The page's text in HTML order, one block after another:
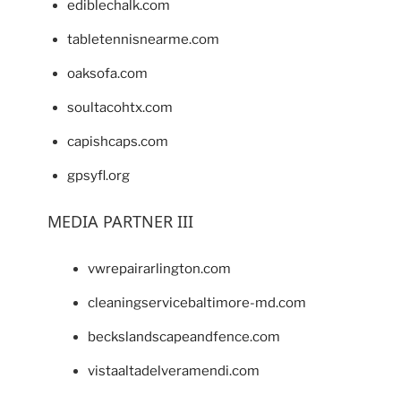
ediblechalk.com
tabletennisnearme.com
oaksofa.com
soultacohtx.com
capishcaps.com
gpsyfl.org
MEDIA PARTNER III
vwrepairarlington.com
cleaningservicebaltimore-md.com
beckslandscapeandfence.com
vistaaltadelveramendi.com